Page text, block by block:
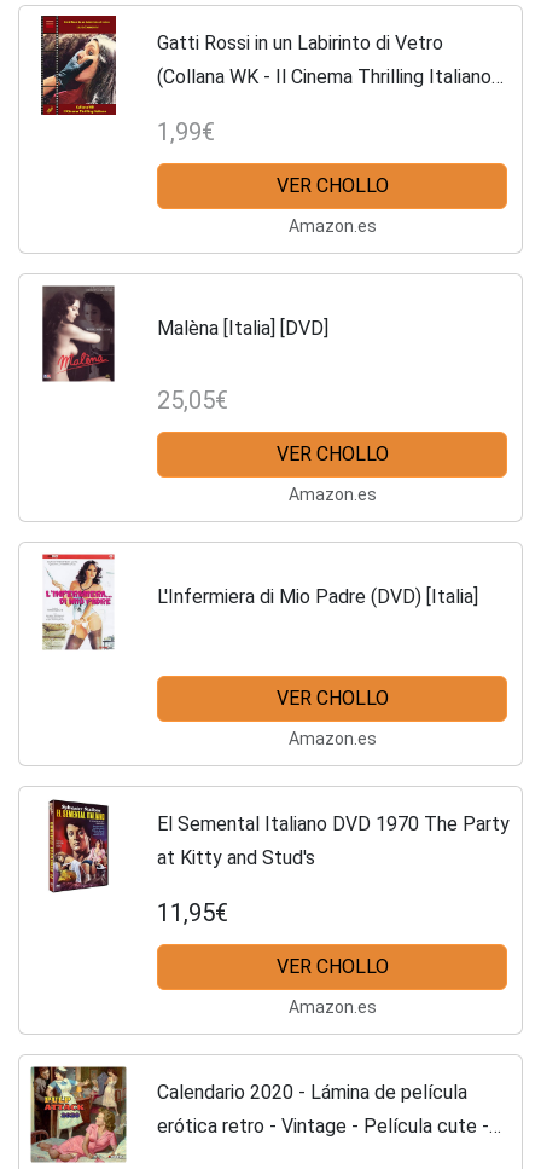
Gatti Rossi in un Labirinto di Vetro
(Collana WK - Il Cinema Thrilling Italiano
1,99€
VER CHOLLO
Amazon.es
Malèna [Italia] [DVD]
25,05€
VER CHOLLO
Amazon.es
L'Infermiera di Mio Padre (DVD) [Italia]
VER CHOLLO
Amazon.es
El Semental Italiano DVD 1970 The Party
at Kitty and Stud's
11,95€
VER CHOLLO
Amazon.es
Calendario 2020 - Lámina de película
erótica retro - Vintage - Película cute -